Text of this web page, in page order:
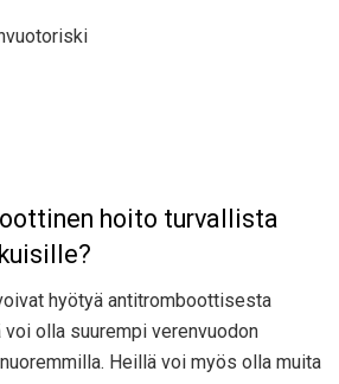
hoito turvallista
hyötyä antitromboottisesta
olla suurempi verenvuodon
Heillä voi myös olla muita